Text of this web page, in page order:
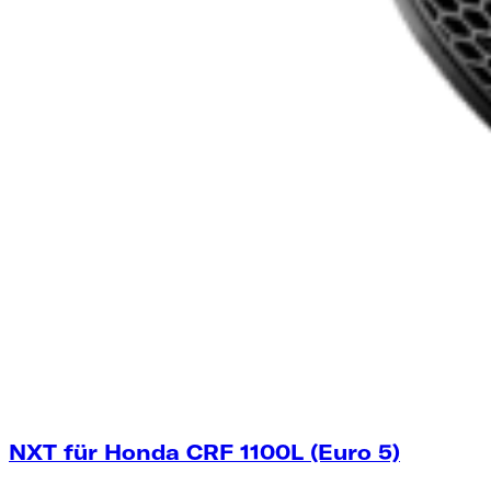
NXT für Honda CRF 1100L (Euro 5)